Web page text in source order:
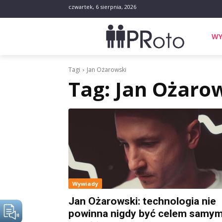
czwartek, 6 sierpnia, 2026
Tagi Jan Ożarowski
Tag: Jan
Wywiady
Jan Ożarowski: technologia nie
powinna nigdy być celem